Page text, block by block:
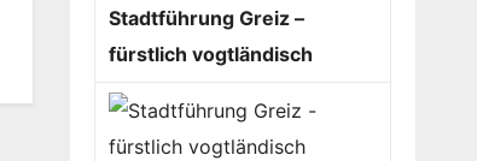
Stadtführung Greiz –
fürstlich vogtländisch